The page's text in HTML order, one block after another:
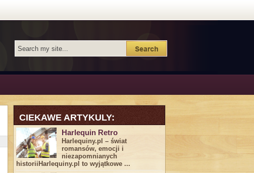
CIEKAWE ARTYKULY:
Harlequin Retro
Harlequiny.pl – świat
romansów, emocji i
niezapomnianych
historiiHarlequiny.pl to wyjątkowe ...